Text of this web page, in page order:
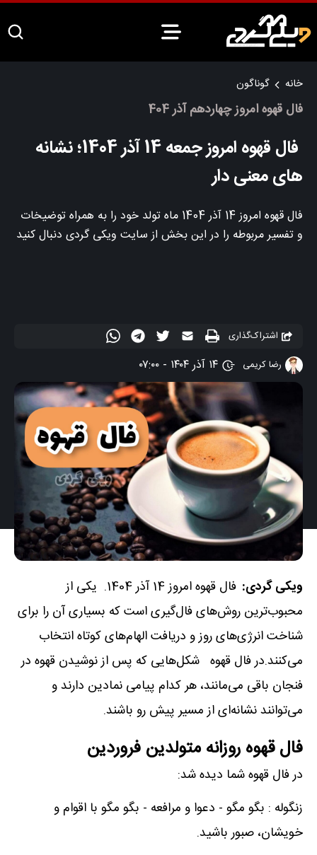
خانه گوناگون
فال قهوه امروز چهاردهم آذر 404
فال قهوه امروز جمعه 14 آذر 1404؛ نشانه
های معنی دار
فال قهوه امروز 14 آذر 1404 ماه تولد خود را به همراه توضیخات
و تفسیر مربوطه را در این بخش از سایت ویکی گردی دنبال کنید
اشتراک‌گذاری
رضا کریمی
۱۴ آذر ۱۴۰۴ - ۰۷:۰۰
ویکی گردی:
فال قهوه امروز 14 آذر 1404. یکی از
محبوب‌ترین روش‌های فال‌گیری است که بسیاری آن را برای
شناخت انرژی‌های روز و دریافت الهام‌های کوتاه انتخاب
می‌کنند.در فال قهوه شکل‌هایی که پس از نوشیدن قهوه در
فنجان باقی می‌مانند، هر کدام پیامی نمادین دارند و
می‌توانند نشانه‌ای از مسیر پیش رو باشند.
فال قهوه روزانه متولدین فروردین
در فال قهوه شما دیده شد:
زنگوله : بگو مگو - دعوا و مرافعه - بگو مگو با اقوام و
خویشان، صبور باشید.